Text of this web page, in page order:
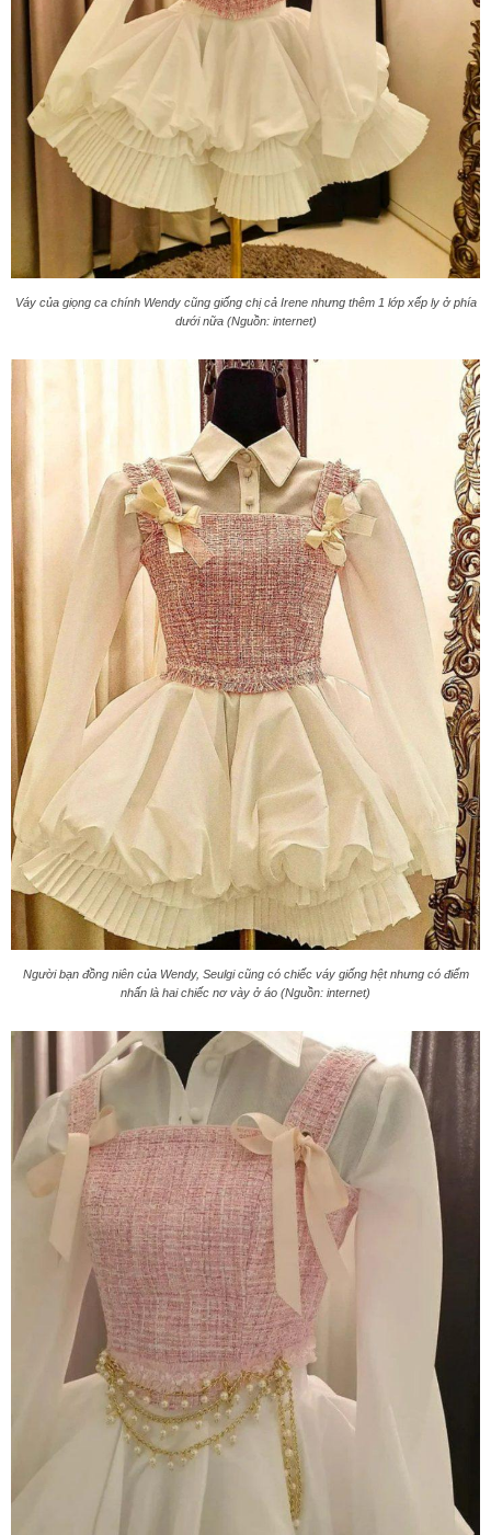
Váy của giọng ca chính Wendy cũng giống chị cả Irene nhưng thêm 1 lớp xếp ly ở phía
dưới nữa (Nguồn: internet)
Người bạn đồng niên của Wendy, Seulgi cũng có chiếc váy giống hệt nhưng có điểm
nhấn là hai chiếc nơ vày ở áo (Nguồn: internet)